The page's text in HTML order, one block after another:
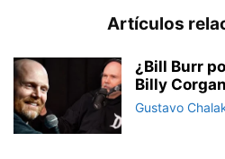
Artículos
¿Bill Burr
Billy
Gustavo